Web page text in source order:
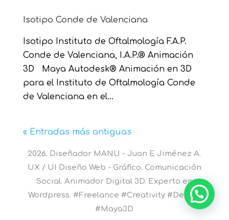
Isotipo Conde de Valenciana
Isotipo Instituto de Oftalmología F.A.P.
Conde de Valenciana, I.A.P.® Animación
3D Maya Autodesk® Animación en 3D
para el Instituto de Oftalmología Conde
de Valenciana en el...
« Entradas más antiguas
2026. Diseñador MANU - Juan E Jiménez A.
UX / UI Diseño Web - Gráfico. Comunicación
Social. Animador Digital 3D. Experto en
Wordpress. #Freelance #Creativity #Design
#Maya3D